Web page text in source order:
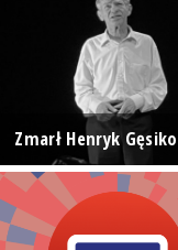
Zmarł Henryk